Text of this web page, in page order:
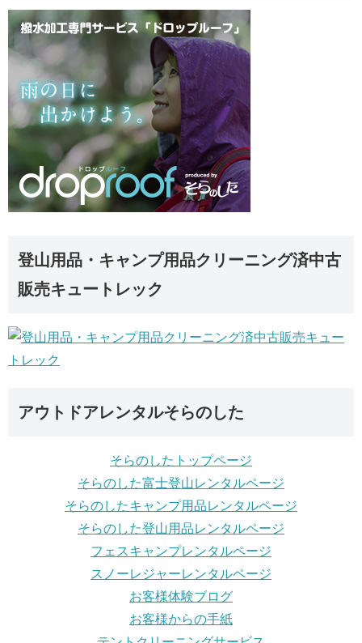
登山用品・キャンプ用品クリーニング済中古
販売キュートレック
アウトドアレンタルそらのした
そらのしたトップページ
そらのした富士登山レンタルページ
そらのしたキャンプ用品レンタルページ
そらのした登山用品レンタルページ
フェスキャンプレンタルページ
スノーレジャーレンタルページ
お客様体験ブログ
お客様からの手紙